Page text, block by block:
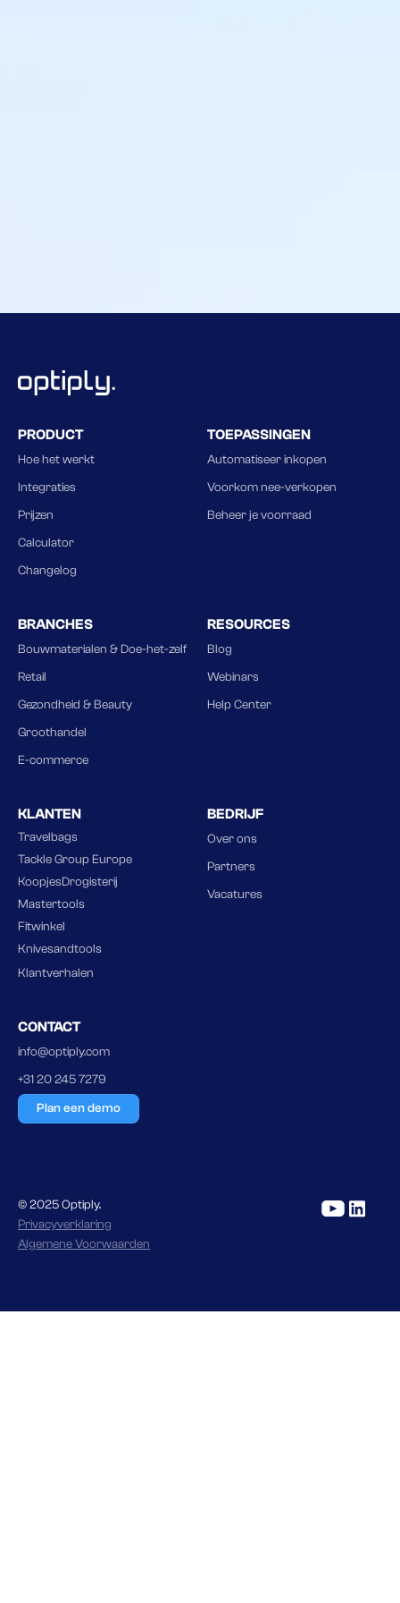
PRODUCT
Hoe het werkt
Integraties
Prijzen
Calculator
Changelog
TOEPASSINGEN
Automatiseer inkopen
Voorkom nee-verkopen
Beheer je voorraad
BRANCHES
Bouwmaterialen & Doe-het-zelf
Retail
Gezondheid & Beauty
Groothandel
E-commerce
RESOURCES
Blog
Webinars
Help Center
KLANTEN
Travelbags
Tackle Group Europe
KoopjesDrogisterij
Mastertools
Fitwinkel
Knivesandtools
Klantverhalen
BEDRIJF
Over ons
Partners
Vacatures
CONTACT
info@optiply.com
+31 20 245 7279
Plan een demo
© 2025 Optiply.
Privacyverklaring
Algemene Voorwaarden